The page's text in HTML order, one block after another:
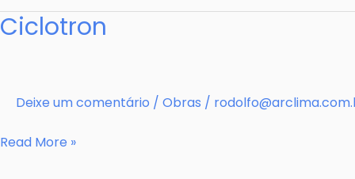
Ciclotron
Deixe um comentário / Obras /
Ciclotron
Read More »